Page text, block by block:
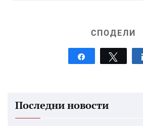
СПОДЕЛИ
Share Tweet
Последни новости